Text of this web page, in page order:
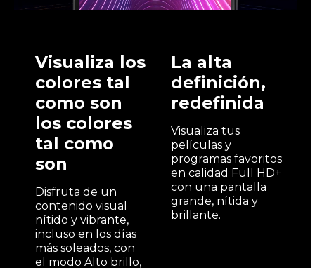
Visualiza los
colores tal
como son
los colores
tal como
son
Disfruta de un
contenido visual
nítido y vibrante,
incluso en los días
más soleados, con
el modo Alto brillo,
La alta
definición,
redefinida
Visualiza tus
películas y
programas favoritos
en calidad Full HD+
con una pantalla
grande, nítida y
brillante.